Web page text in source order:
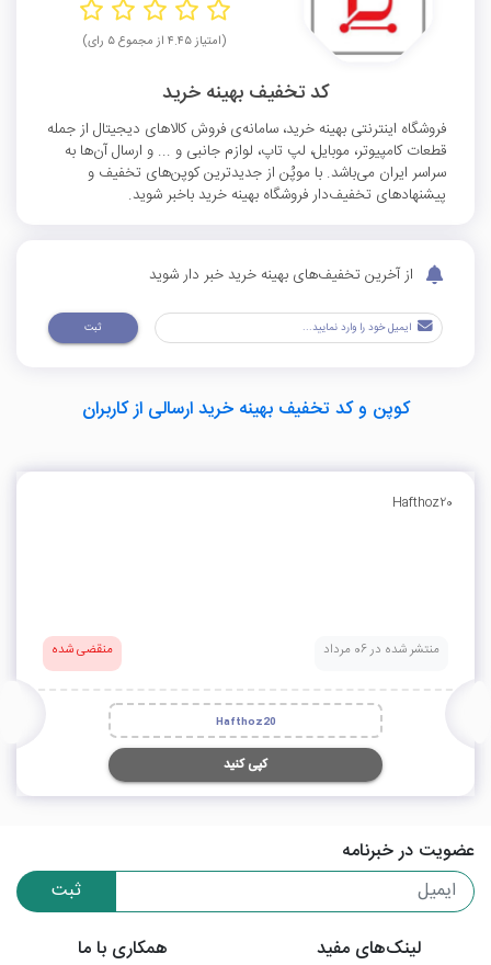
(امتیاز ۴.۴۵ از مجموع ۵ رای)
کد تخفیف بهینه خرید
فروشگاه اینترنتی بهینه خرید، سامانه‌ی فروش کالاهای دیجیتال از جمله
قطعات کامپیوتر، موبایل، لپ تاپ، لوازم جانبی و ... و ارسال آن‌ها به
سراسر ایران می‌باشد. با موپُن از جدیدترین کوپن‌های تخفیف و
پیشنهادهای تخفیف‌دار فروشگاه بهینه خرید باخبر شوید.
از آخرین تخفیف‌های بهینه خرید خبر دار شوید
ثبت
کوپن و کد تخفیف بهینه خرید ارسالی از کاربران
Hafthoz20
منتشر شده در 06 مرداد منقضی شده
Hafthoz20
کپی کنید
عضویت در خبرنامه
ثبت
لینک‌های مفید
همکاری با ما